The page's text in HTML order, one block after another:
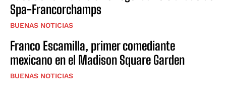
Spa-Francorchamps
BUENAS NOTICIAS
Franco Escamilla, primer comediante
mexicano en el Madison Square Garden
BUENAS NOTICIAS